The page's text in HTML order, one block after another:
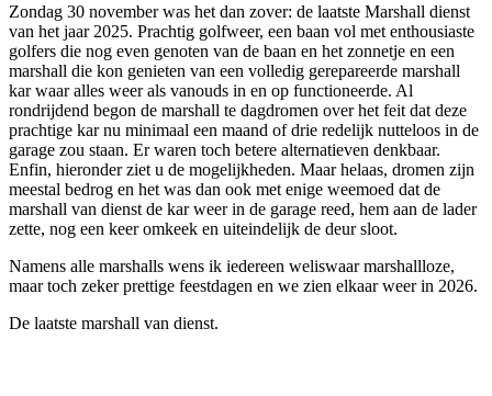
Zondag 30 november was het dan zover: de laatste Marshall dienst
van het jaar 2025. Prachtig golfweer, een baan vol met enthousiaste
golfers die nog even genoten van de baan en het zonnetje en een
marshall die kon genieten van een volledig gerepareerde marshall
kar waar alles weer als vanouds in en op functioneerde. Al
rondrijdend begon de marshall te dagdromen over het feit dat deze
prachtige kar nu minimaal een maand of drie redelijk nutteloos in de
garage zou staan. Er waren toch betere alternatieven denkbaar.
Enfin, hieronder ziet u de mogelijkheden. Maar helaas, dromen zijn
meestal bedrog en het was dan ook met enige weemoed dat de
marshall van dienst de kar weer in de garage reed, hem aan de lader
zette, nog een keer omkeek en uiteindelijk de deur sloot.
Namens alle marshalls wens ik iedereen weliswaar marshallloze,
maar toch zeker prettige feestdagen en we zien elkaar weer in 2026.
De laatste marshall van dienst.